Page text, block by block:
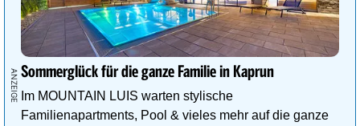
Sommerglück für die ganze Familie in Kaprun
Im MOUNTAIN LUIS warten stylische
Familienapartments, Pool & vieles mehr auf die ganze